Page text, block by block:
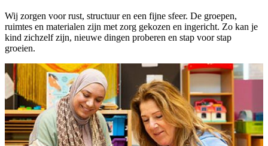
Wij zorgen voor rust, structuur en een fijne sfeer. De groepen,
ruimtes en materialen zijn met zorg gekozen en ingericht. Zo kan je
kind zichzelf zijn, nieuwe dingen proberen en stap voor stap
groeien.